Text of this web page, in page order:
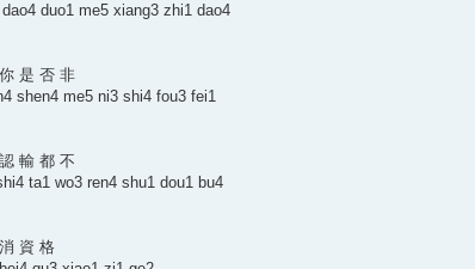
duo1 me5 xiang3 zhi1 dao4
是 否 非
shen4 me5 ni3 shi4 fou3 fei1
輸 都 不
ta1 wo3 ren4 shu1 dou1 bu4
資 格